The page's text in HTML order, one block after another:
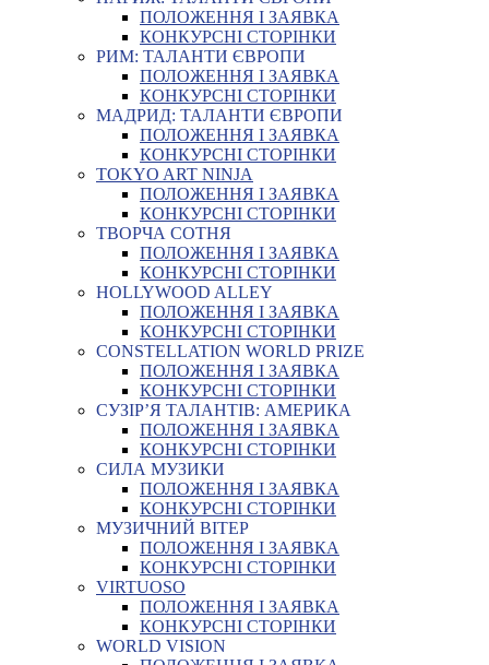
ПОЛОЖЕННЯ І ЗАЯВКА
КОНКУРСНІ СТОРІНКИ
РИМ: ТАЛАНТИ ЄВРОПИ
ПОЛОЖЕННЯ І ЗАЯВКА
КОНКУРСНІ СТОРІНКИ
МАДРИД: ТАЛАНТИ ЄВРОПИ
ПОЛОЖЕННЯ І ЗАЯВКА
КОНКУРСНІ СТОРІНКИ
TOKYO ART NINJA
ПОЛОЖЕННЯ І ЗАЯВКА
КОНКУРСНІ СТОРІНКИ
ТВОРЧА СОТНЯ
ПОЛОЖЕННЯ І ЗАЯВКА
КОНКУРСНІ СТОРІНКИ
HOLLYWOOD ALLEY
ПОЛОЖЕННЯ І ЗАЯВКА
КОНКУРСНІ СТОРІНКИ
CONSTELLATION WORLD PRIZE
ПОЛОЖЕННЯ І ЗАЯВКА
КОНКУРСНІ СТОРІНКИ
СУЗІР’Я ТАЛАНТІВ: АМЕРИКА
ПОЛОЖЕННЯ І ЗАЯВКА
КОНКУРСНІ СТОРІНКИ
СИЛА МУЗИКИ
ПОЛОЖЕННЯ І ЗАЯВКА
КОНКУРСНІ СТОРІНКИ
МУЗИЧНИЙ ВІТЕР
ПОЛОЖЕННЯ І ЗАЯВКА
КОНКУРСНІ СТОРІНКИ
VIRTUOSO
ПОЛОЖЕННЯ І ЗАЯВКА
КОНКУРСНІ СТОРІНКИ
WORLD VISION